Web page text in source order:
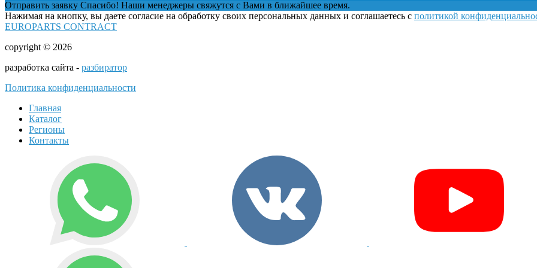
Отправить заявку Спасибо! Наши менеджеры свяжутся с Вами в ближайшее время.
Нажимая на кнопку, вы даете согласие на обработку своих персональных данных и соглашаетесь с политикой
EUROPARTS CONTRACT
copyright © 2026
разработка сайта - разбиратор
Политика конфиденциальности
Главная
Каталог
Регионы
Контакты